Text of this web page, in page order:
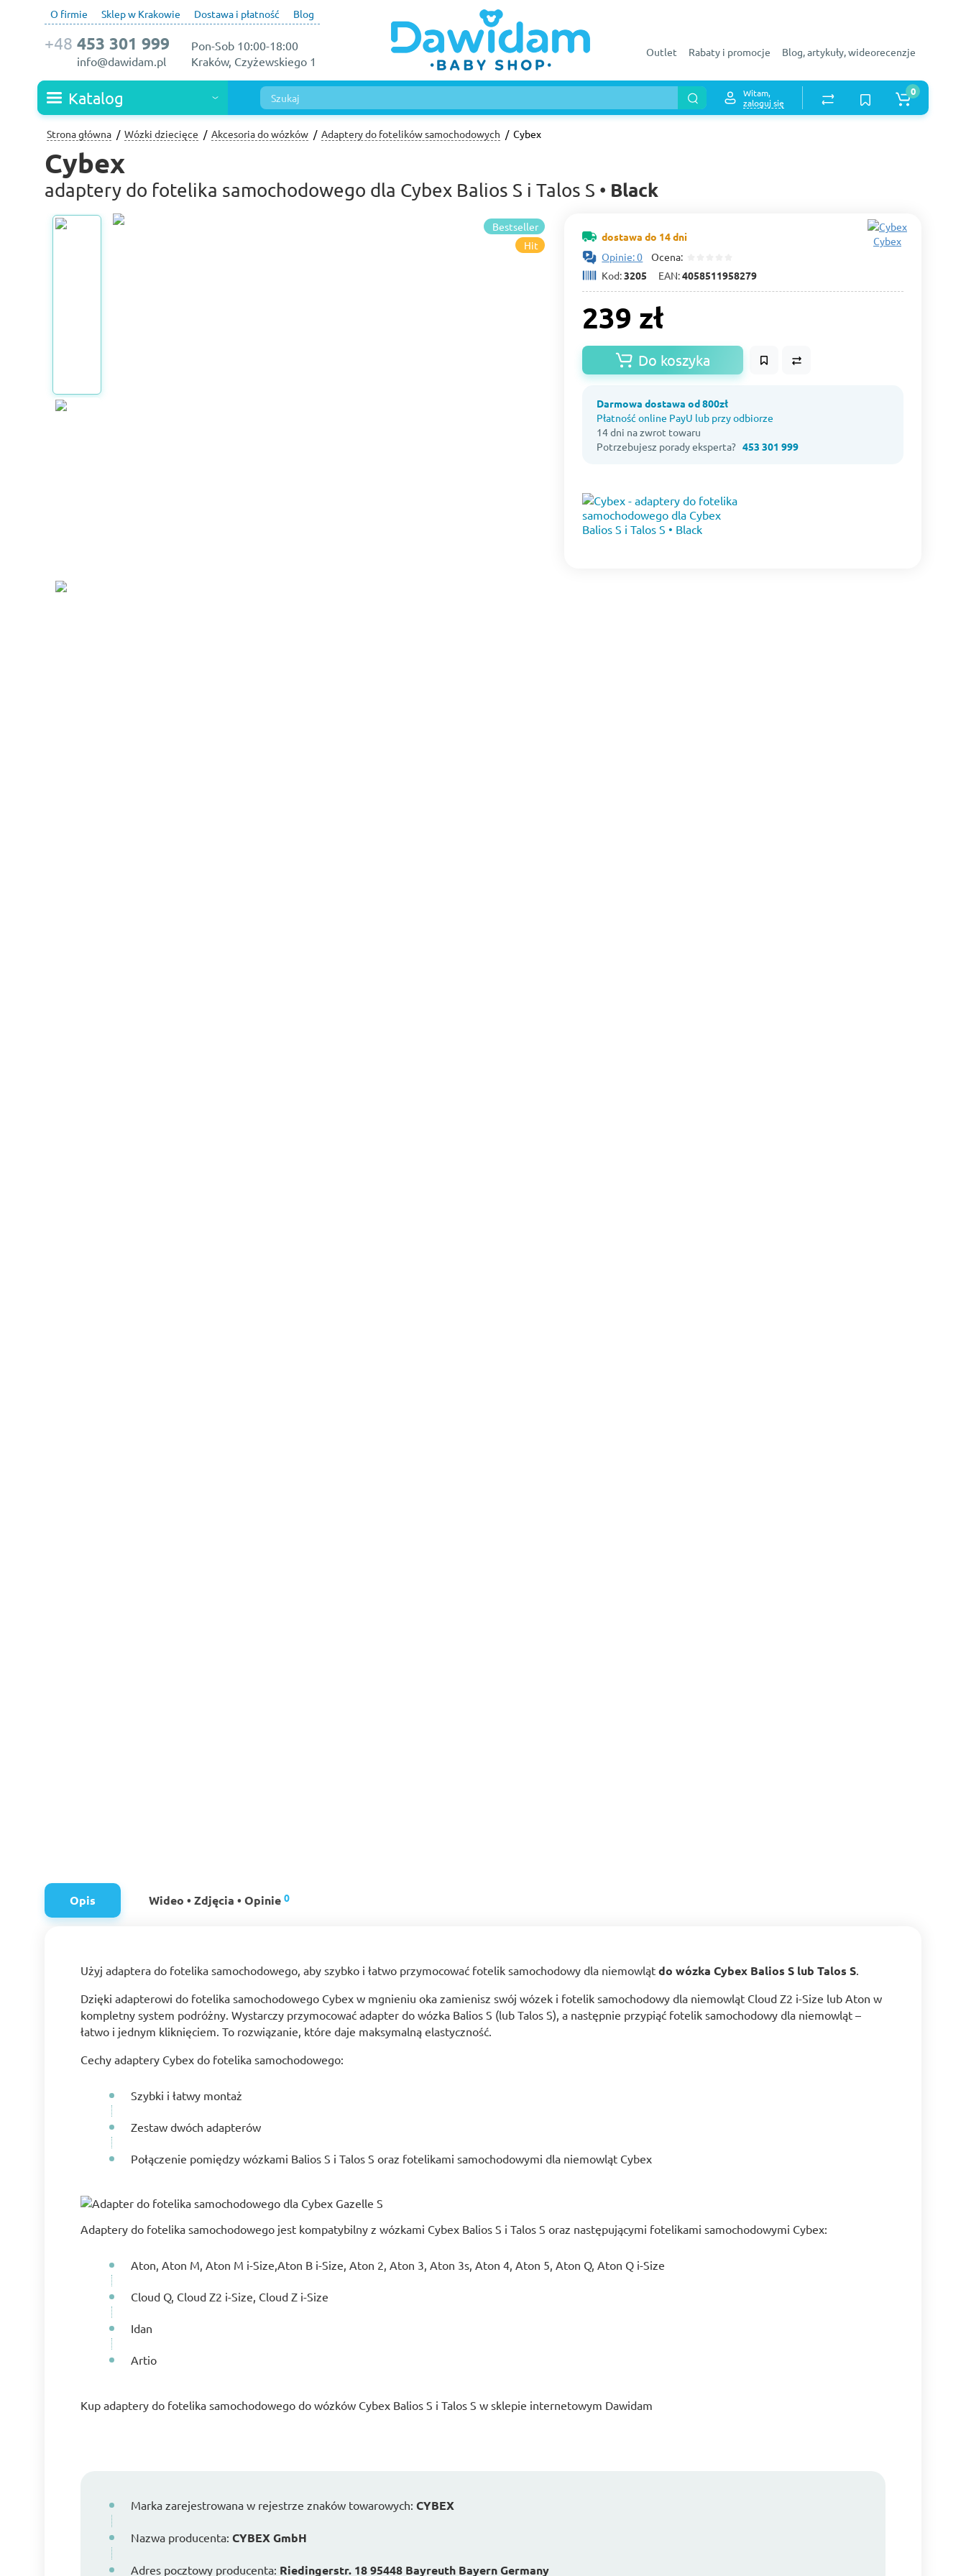
O firmie Sklep w Krakowie Dostawa i płatność Blog
Pon-Sob 10:00-18:00
Kraków, Czyżewskiego 1
+48 453 301 999
info@dawidam.pl
Outlet Rabaty i promocje Blog, artykuły, wideorecenzje
Katalog
Witam,
zaloguj się
0
Strona główna Wózki dziecięce Akcesoria do wózków Adaptery do fotelików samochodowych Cybex
Cybex
adaptery do fotelika samochodowego dla Cybex Balios S i Talos S • Black
Bestseller
Hit
dostawa do 14 dni
Opinie: 0 Ocena:
Kod:3205 EAN:4058511958279
Cybex
239 zł
Do koszyka
Darmowa dostawa od 800zł
Płatność online PayU lub przy odbiorze
14 dni na zwrot towaru
Potrzebujesz porady eksperta?453 301 999
Opis Wideo • Zdjęcia • Opinie 0
Użyj adaptera do fotelika samochodowego, aby szybko i łatwo przymocować fotelik samochodowy dla niemowląt do wózka Cybex Balios S lub Talos S.
Dzięki adapterowi do fotelika samochodowego Cybex w mgnieniu oka zamienisz swój wózek i fotelik samochodowy dla niemowląt Cloud Z2 i-Size lub Aton w
kompletny system podróżny. Wystarczy przymocować adapter do wózka Balios S (lub Talos S), a następnie przypiąć fotelik samochodowy dla niemowląt –
łatwo i jednym kliknięciem. To rozwiązanie, które daje maksymalną elastyczność.
Cechy adaptery Cybex do fotelika samochodowego:
Szybki i łatwy montaż
Zestaw dwóch adapterów
Połączenie pomiędzy wózkami Balios S i Talos S oraz fotelikami samochodowymi dla niemowląt Cybex
Adaptery do fotelika samochodowego jest kompatybilny z wózkami Cybex Balios S i Talos S oraz następującymi fotelikami samochodowymi Cybex:
Aton, Aton M, Aton M i-Size,Aton B i-Size, Aton 2, Aton 3, Aton 3s, Aton 4, Aton 5, Aton Q, Aton Q i-Size
Cloud Q, Cloud Z2 i-Size, Cloud Z i-Size
Idan
Artio
Kup adaptery do fotelika samochodowego do wózków Cybex Balios S i Talos S w sklepie internetowym Dawidam
Marka zarejestrowana w rejestrze znaków towarowych: CYBEX
Nazwa producenta: CYBEX GmbH
Adres pocztowy producenta: Riedingerstr. 18 95448 Bayreuth Bayern Germany